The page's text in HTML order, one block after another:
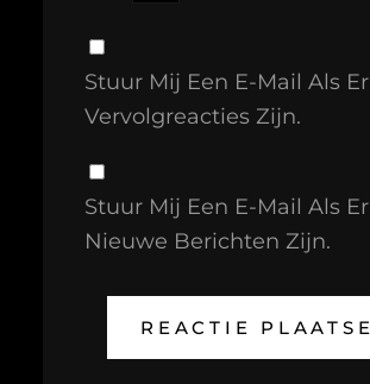
Stuur Mij Een E-Mail Als Er
Vervolgreacties Zijn.
Stuur Mij Een E-Mail Als Er
Nieuwe Berichten Zijn.